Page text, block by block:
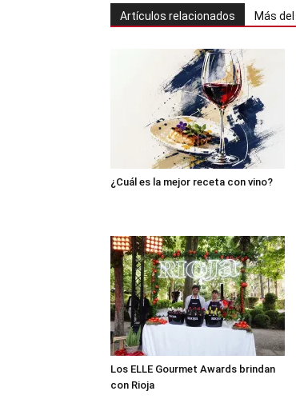
Artículos relacionados Más
¿Cuál es la mejor receta con vino?
Los ELLE Gourmet Awards brindan
con Rioja